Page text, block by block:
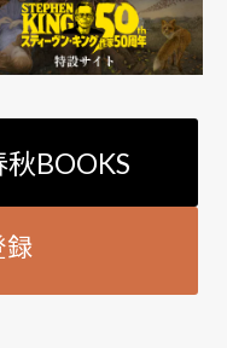
BOOKS
録